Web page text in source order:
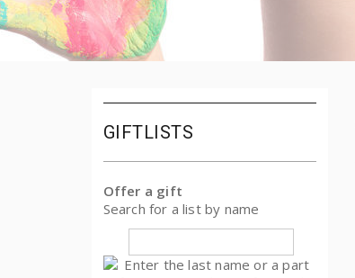
GIFTLISTS
Offer a gift
Search for a list by name